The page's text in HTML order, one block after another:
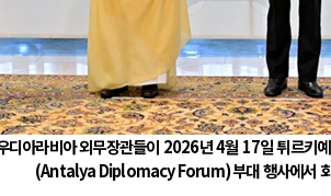
디아라비아 외무장관들이 2026년4월 17일 튀르키
(Antalya Diplomacy Forum)부대 행사에서
우크라이나, 대리전의 역..
드론 협력 직후, 러시아..
사지원 2027년까지 공..
크, 에스토니아, 네덜란..
모 공습 주고받아…민간 ..
호
호
이
트
하